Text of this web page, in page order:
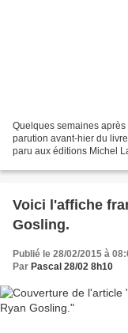
Quelques semaines
parution avant-hier du
paru aux éditions Michel
Voici l'affiche
Gosling.
Publié le 28/02/2015 à
Par Pascal 28/02 8h10